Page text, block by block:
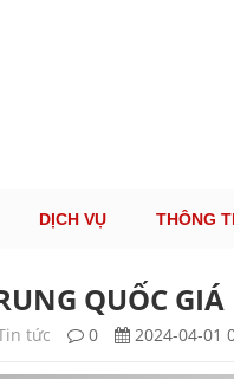
DỊCH VỤ THÔNG
QUỐC GIÁ
tức 0 2024-04-01